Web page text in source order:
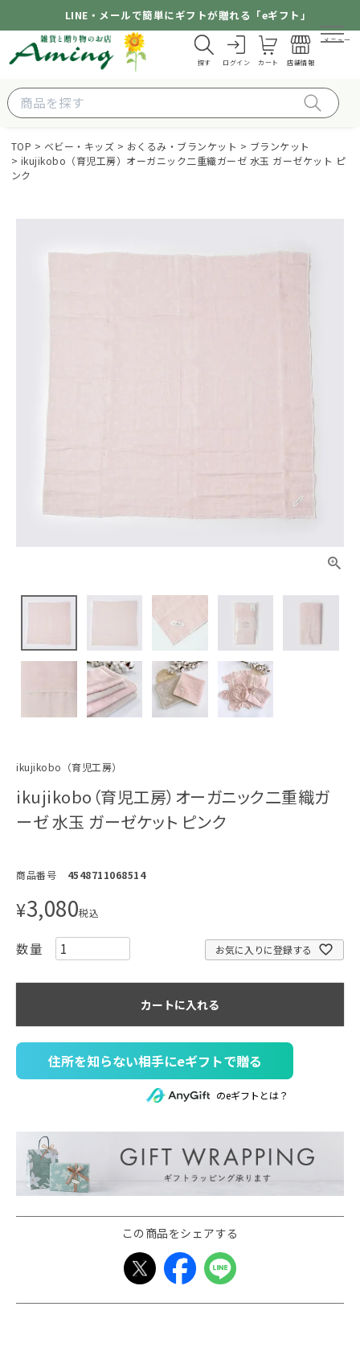
LINE・メールで簡単にギフトが贈れる「eギフト」
探す ログイン カート 店舗情報
メニュー
TOP ベビー・キッズ おくるみ・ブランケット
ブランケット
ikujikobo（育児工房）オーガニック二重織ガーゼ 水玉 ガーゼケット ピ
ンク
ikujikobo（育児工房）
ikujikobo（育児工房）オーガニック二重織ガ
ーゼ 水玉 ガーゼケット ピンク
商品番号 4548711068514
¥3,080税込
お気に入りに登録する
カートに入れる
住所を知らない相手にeギフトで贈る
のeギフトとは？
この商品をシェアする